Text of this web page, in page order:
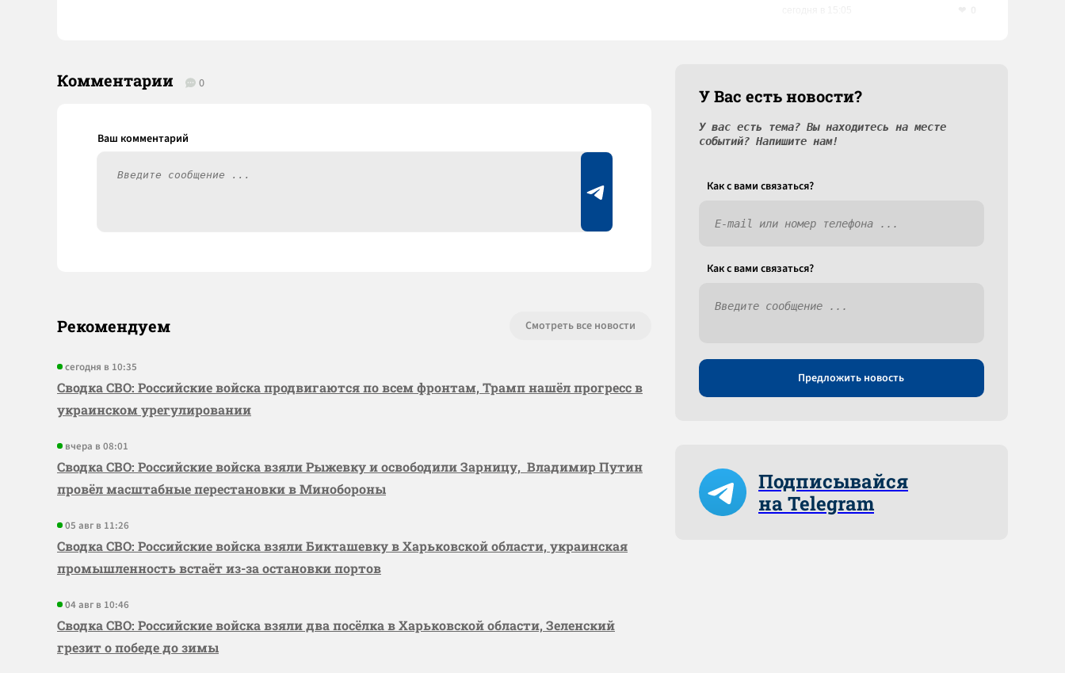
Комментарии 0
Рекомендуем Смотреть все новости
сегодня в 10:35
Сводка СВО: Российские войска продвигаются по всем фронтам, Трамп нашёл прогресс в
украинском урегулировании
вчера в 08:01
Сводка СВО: Российские войска взяли Рыжевку и освободили Зарницу, Владимир Путин
провёл масштабные перестановки в Минобороны
05 авг в 11:26
Сводка СВО: Российские войска взяли Бикташевку в Харьковской области, украинская
промышленность встаёт из-за остановки портов
04 авг в 10:46
Сводка СВО: Российские войска взяли два посёлка в Харьковской области, Зеленский
грезит о победе до зимы
У Вас есть новости?
У вас есть тема? Вы находитесь на месте
событий? Напишите нам!
Как c вами связаться?
Как c вами связаться?
Предложить новость
Подписывайся
на Telegram